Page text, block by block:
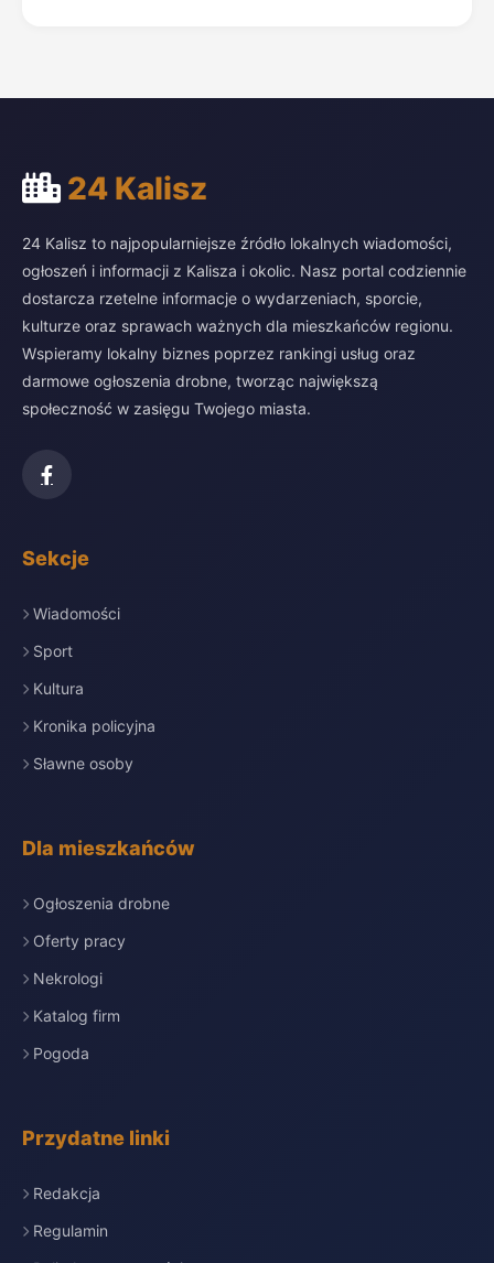
24 Kalisz
24 Kalisz to najpopularniejsze źródło lokalnych wiadomości,
ogłoszeń i informacji z Kalisza i okolic. Nasz portal codziennie
dostarcza rzetelne informacje o wydarzeniach, sporcie,
kulturze oraz sprawach ważnych dla mieszkańców regionu.
Wspieramy lokalny biznes poprzez rankingi usług oraz
darmowe ogłoszenia drobne, tworząc największą
społeczność w zasięgu Twojego miasta.
Sekcje
Wiadomości
Sport
Kultura
Kronika policyjna
Sławne osoby
Dla mieszkańców
Ogłoszenia drobne
Oferty pracy
Nekrologi
Katalog firm
Pogoda
Przydatne linki
Redakcja
Regulamin